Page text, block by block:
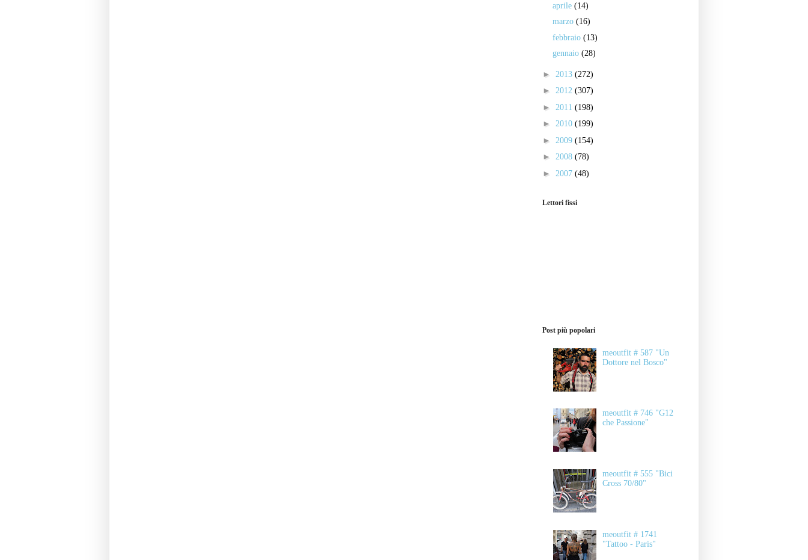
aprile (14)
marzo (16)
febbraio (13)
gennaio (28)
► 2013 (272)
► 2012 (307)
► 2011 (198)
► 2010 (199)
► 2009 (154)
► 2008 (78)
► 2007 (48)
Lettori fissi
Post più popolari
meoutfit # 587 "Un
Dottore nel Bosco"
meoutfit # 746 "G12
che Passione"
meoutfit # 555 "Bici
Cross 70/80"
meoutfit # 1741
"Tattoo - Paris"